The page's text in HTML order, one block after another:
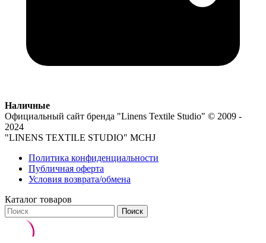
Наличные
Официальный сайт бренда "Linens Textile Studio" © 2009 -
2024
"LINENS TEXTILE STUDIO" MCHJ
Политика конфиденциальности
Публичная оферта
Условия возврата/обмена
Каталог товаров
Поиск